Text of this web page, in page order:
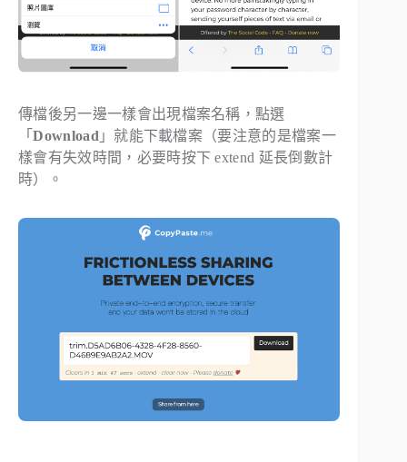
傳檔後另一邊一樣會出現檔案名稱，點選
「Download 」就能下載檔案（要注意的是檔案一
樣會有失效時間，必要時按下 extend 延長倒數計
時）。